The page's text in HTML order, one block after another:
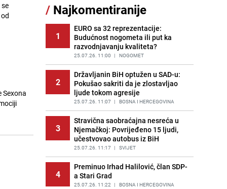
Sexona
11
oduzeo zastavu s ljiljanima i
sankcionisao vozača iz Bosanskog
Novog
PRIJE 2 DANA | BOSNA I HERCEGOVINA
12
Borba trajala satima: Pogledajte
'grdosiju' od skoro tri metra koju su
braća izvukla iz mora
PRIJE 2 DANA | SVIJET
13
Gosti iz Njemačke napravili požar u
apartmanu u Istri, vlasniku se
smijali i pokazivali srednji prst
PRIJE 1 DAN | REGIJA
14
Jedan od najvećih gradova nije na
listi: Ovo su lokacije prvih Lidl
prodavnica u BiH
PRIJE OKO 17H
/ Najkomentiranije
1
EURO sa 32 reprezentacije:
Budućnost nogometa ili put ka
razvodnjavanju kvaliteta?
25.07.26. 11:00 | NOGOMET
2
Državljanin BiH optužen u SAD-u:
Pokušao sakriti da je zlostavljao
ljude tokom agresije
25.07.26. 11:07 | BOSNA I HERCEGOVINA
3
Stravična saobraćajna nesreća u
Njemačkoj: Povrijeđeno 15 ljudi,
učestvovao autobus iz BiH
25.07.26. 11:17 | SVIJET
4
Preminuo Irhad Halilović, član SDP-
a Stari Grad
25.07.26. 11:22 | BOSNA I HERCEGOVINA